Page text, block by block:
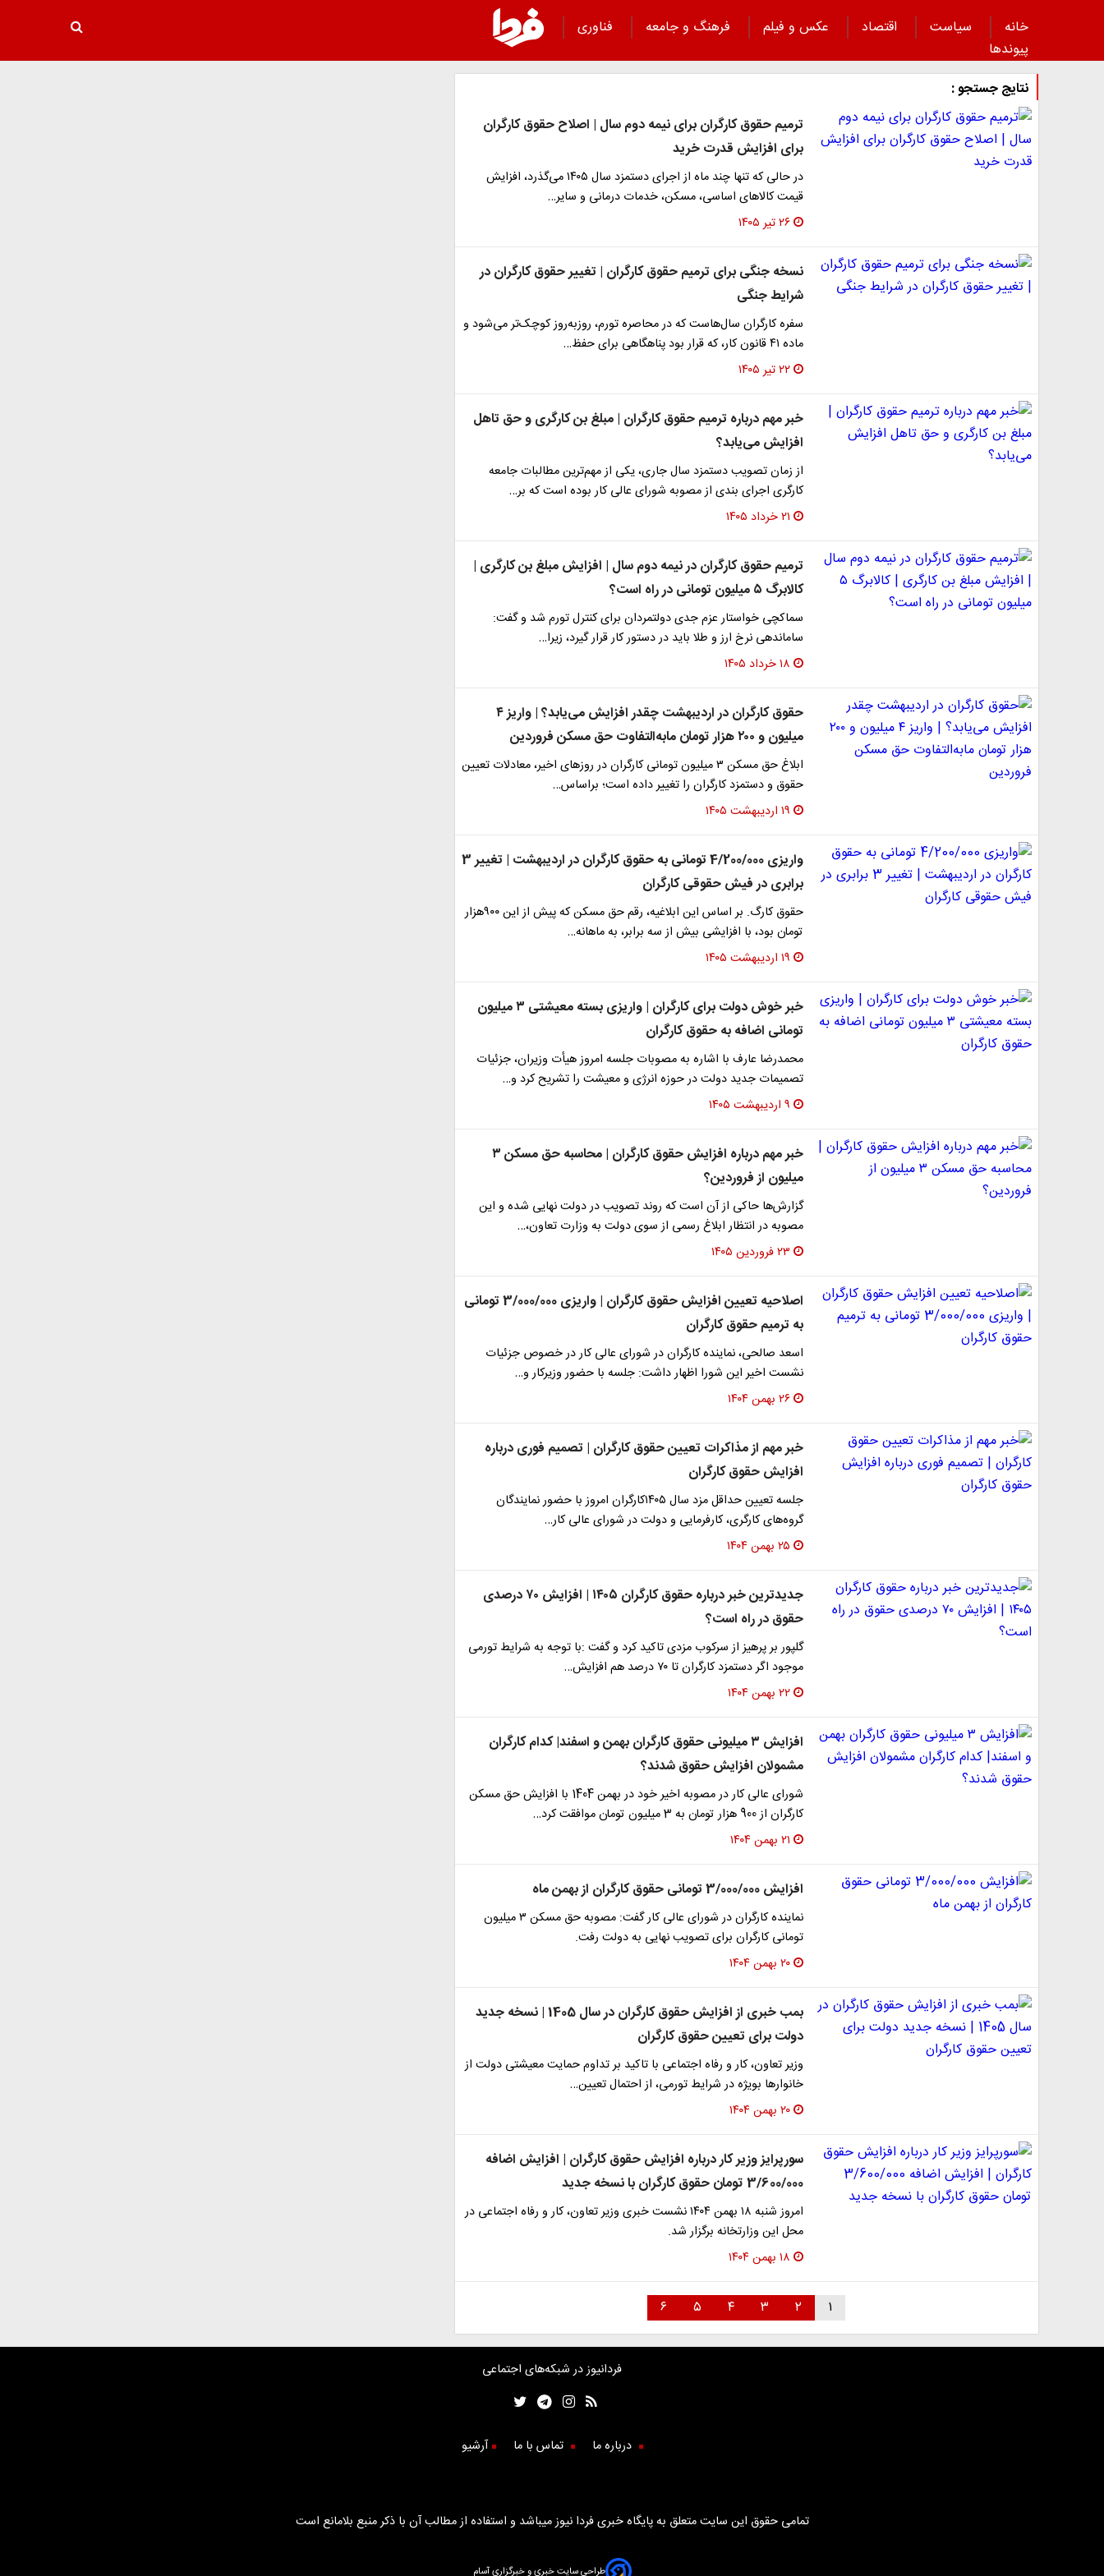
خانه سیاست اقتصاد عکس و فیلم فرهنگ و جامعه
فناوری
پیوند‌ها
نتایج جستجو :
ترمیم حقوق کارگران برای نیمه دوم سال | اصلاح حقوق کارگران
برای افزایش قدرت خرید
در حالی که تنها چند ماه از اجرای دستمزد سال ۱۴۰۵ می‌گذرد، افزایش
قیمت کالاهای اساسی، مسکن، خدمات درمانی و سایر…
۲۶ تیر ۱۴۰۵
نسخه جنگی برای ترمیم حقوق کارگران | تغییر حقوق کارگران در
شرایط جنگی
سفره کارگران سال‌هاست که در محاصره تورم، روزبه‌روز کوچک‌تر می‌شود و
ماده ۴۱ قانون کار، که قرار بود پناهگاهی برای حفظ…
۲۲ تیر ۱۴۰۵
خبر مهم درباره ترمیم حقوق کارگران | مبلغ بن کارگری و حق تاهل
افزایش می‌یابد؟
از زمان تصویب دستمزد سال جاری، یکی از مهم‌ترین مطالبات جامعه
کارگری اجرای بندی از مصوبه شورای عالی کار بوده است که بر…
۲۱ خرداد ۱۴۰۵
ترمیم حقوق کارگران در نیمه دوم سال | افزایش مبلغ بن کارگری |
کالابرگ ۵ میلیون تومانی در راه است؟
سماکچی خواستار عزم جدی دولتمردان برای کنترل تورم شد و گفت:
ساماندهی نرخ ارز و طلا باید در دستور کار قرار گیرد، زیرا…
۱۸ خرداد ۱۴۰۵
حقوق کارگران در اردیبهشت چقدر افزایش می‌یابد؟ | واریز ۴
میلیون و ۲۰۰ هزار تومان مابه‌التفاوت حق مسکن فروردین
ابلاغ حق مسکن ۳ میلیون تومانی کارگران در روزهای اخیر، معادلات تعیین
حقوق و دستمزد کارگران را تغییر داده است؛ براساس…
۱۹ اردیبهشت ۱۴۰۵
واریزی 4/200/000 تومانی به حقوق کارگران در اردیبهشت | تغییر 3
برابری در فیش حقوقی کارگران
حقوق کارگ. بر اساس این ابلاغیه، رقم حق مسکن که پیش از این ۹۰۰هزار
تومان بود، با افزایشی بیش از سه برابر، به ماهانه…
۱۹ اردیبهشت ۱۴۰۵
خبر خوش دولت برای کارگران | واریزی بسته معیشتی ۳ میلیون
تومانی اضافه به حقوق کارگران
محمدرضا عارف با اشاره به مصوبات جلسه امروز هیأت وزیران، جزئیات
تصمیمات جدید دولت در حوزه انرژی و معیشت را تشریح کرد و…
۹ اردیبهشت ۱۴۰۵
خبر مهم درباره افزایش حقوق کارگران | محاسبه حق مسکن ۳
میلیون از فروردین؟
گزارش‌ها حاکی از آن است که روند تصویب در دولت نهایی شده و این
مصوبه در انتظار ابلاغ رسمی از سوی دولت به وزارت تعاون،…
۲۳ فروردین ۱۴۰۵
اصلاحیه تعیین افزایش حقوق کارگران | واریزی 3/000/000 تومانی
به ترمیم حقوق کارگران
اسعد صالحی، نماینده کارگران در شورای عالی کار در خصوص جزئیات
نشست اخیر این شورا اظهار داشت: جلسه با حضور وزیرکار و…
۲۶ بهمن ۱۴۰۴
خبر مهم از مذاکرات تعیین حقوق کارگران | تصمیم فوری درباره
افزایش حقوق کارگران
جلسه تعیین حداقل مزد سال ۱۴۰۵کارگران امروز با حضور نمایندگان
گروه‌های کارگری، کارفرمایی و دولت در شورای عالی کار…
۲۵ بهمن ۱۴۰۴
جدیدترین خبر درباره حقوق کارگران ۱۴۰۵ | افزایش ۷۰ درصدی
حقوق در راه است؟
گلپور بر پرهیز از سرکوب مزدی تاکید کرد و گفت :با توجه به شرایط تورمی
موجود اگر دستمزد کارگران تا ۷۰ درصد هم افزایش…
۲۲ بهمن ۱۴۰۴
افزایش ۳ میلیونی حقوق کارگران بهمن و اسفند| کدام کارگران
مشمولان افزایش حقوق شدند؟
شورای عالی کار در مصوبه اخیر خود در بهمن 1404 با افزایش حق مسکن
کارگران از 900 هزار تومان به 3 میلیون تومان موافقت کرد…
۲۱ بهمن ۱۴۰۴
افزایش 3/000/000 تومانی حقوق کارگران از بهمن ماه
نماینده کارگران در شورای عالی کار گفت: مصوبه حق مسکن ۳ میلیون
تومانی کارگران برای تصویب نهایی به دولت رفت.
۲۰ بهمن ۱۴۰۴
بمب خبری از افزایش حقوق کارگران در سال 1405 | نسخه جدید
دولت برای تعیین حقوق کارگران
وزیر تعاون، کار و رفاه اجتماعی با تاکید بر تداوم حمایت معیشتی دولت از
خانوارها بویژه در شرایط تورمی، از احتمال تعیین…
۲۰ بهمن ۱۴۰۴
سورپرایز وزیر کار درباره افزایش حقوق کارگران | افزایش اضافه
3/600/000 تومان حقوق کارگران با نسخه جدید
امروز شنبه ۱۸ بهمن ۱۴۰۴ نشست خبری وزیر تعاون، کار و رفاه اجتماعی در
محل این وزارتخانه برگزار شد.
۱۸ بهمن ۱۴۰۴
۱ ۲ ۳ ۴ ۵ ۶
فردانیوز در شبکه‌های اجتماعی
درباره ما تماس با ما آرشیو
تمامی حقوق این سایت متعلق به پایگاه خبری فردا نیوز میباشد و استفاده از مطالب آن با ذکر منبع بلامانع است
طراحی سایت خبری و خبرگزاری آسام